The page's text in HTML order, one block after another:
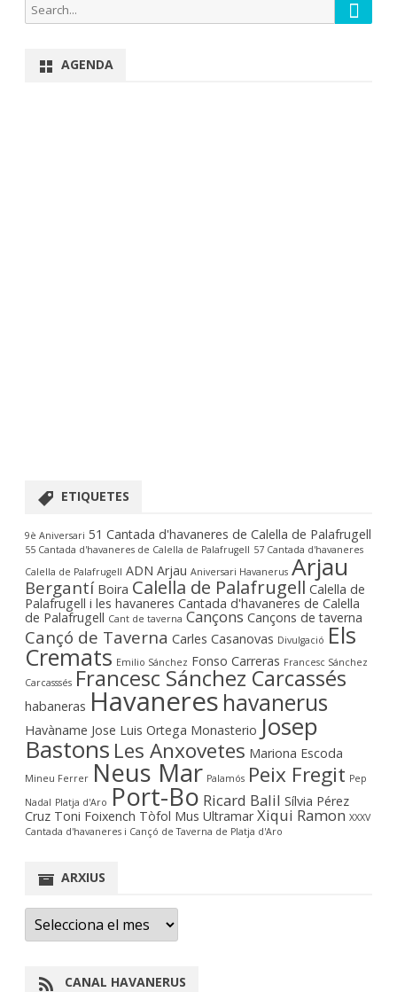
Search
for:
Search
AGENDA
ETIQUETES
9è Aniversari 51 Cantada d'havaneres de Calella de Palafrugell
55 Cantada d'havaneres de Calella de Palafrugell 57 Cantada d'havaneres
Calella de Palafrugell ADN Arjau Aniversari Havanerus Arjau
Bergantí Boira Calella de Palafrugell Calella de
Palafrugell i les havaneres Cantada d'havaneres de Calella
de Palafrugell Cant de taverna Cançons Cançons de taverna
Cançó de Taverna Carles Casanovas Divulgació Els
Cremats Emilio Sánchez Fonso Carreras Francesc Sánchez
Carcasssés Francesc Sánchez Carcassés
habaneras Havaneres havanerus
Havàname Jose Luis Ortega Monasterio Josep
Bastons Les Anxovetes Mariona Escoda
Mineu Ferrer Neus Mar Palamós Peix Fregit Pep
Nadal Platja d'Aro Port-Bo Ricard Balil Sílvia Pérez
Cruz Toni Foixench Tòfol Mus Ultramar Xiqui Ramon XXXV
Cantada d'havaneres i Cançó de Taverna de Platja d'Aro
ARXIUS
Arxius
CANAL HAVANERUS